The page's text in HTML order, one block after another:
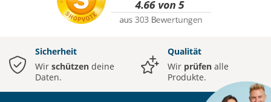
Sicherheit
Wir schützen deine
Daten.
Qualität
Wir prüfen alle
Produkte.